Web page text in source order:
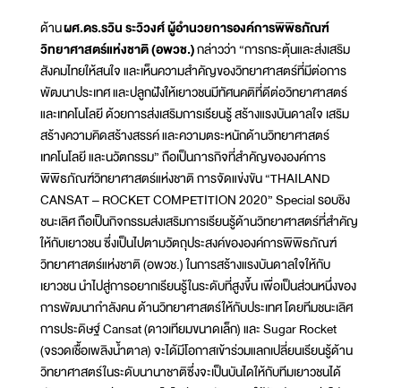
ด้านผศ.ดร.รวิน ระวิวงศ์ ผู้อำนวยการองค์การพิพิธภัณฑ์
วิทยาศาสตร์แห่งชาติ (อพวช.)กล่าวว่า “การกระตุ้นและส่งเสริม
สังคมไทยให้สนใจ และเห็นความสำคัญของวิทยาศาสตร์ที่มีต่อการ
พัฒนาประเทศ และปลูกฝังให้เยาวชนมีทัศนคติที่ดีต่อวิทยาศาสตร์
และเทคโนโลยี ด้วยการส่งเสริมการเรียนรู้ สร้างแรงบันดาลใจ เสริม
สร้างความคิดสร้างสรรค์ และความตระหนักด้านวิทยาศาสตร์
เทคโนโลยี และนวัตกรรม” ถือเป็นภารกิจที่สำคัญขององค์การ
พิพิธภัณฑ์วิทยาศาสตร์แห่งชาติ การจัดแข่งขัน “THAILAND
CANSAT – ROCKET COMPETITION 2020” Special รอบชิง
ชนะเลิศ ถือเป็นกิจกรรมส่งเสริมการเรียนรู้ด้านวิทยาศาสตร์ที่สำคัญ
ให้กับเยาวชน ซึ่งเป็นไปตามวัตถุประสงค์ขององค์การพิพิธภัณฑ์
วิทยาศาสตร์แห่งชาติ (อพวช.) ในการสร้างแรงบันดาลใจให้กับ
เยาวชน นำไปสู่การอยากเรียนรู้ในระดับที่สูงขึ้น เพื่อเป็นส่วนหนึ่งของ
การพัฒนากำลังคน ด้านวิทยาศาสตร์ให้กับประเทศ โดยทีมชนะเลิศ
การประดิษฐ์ Cansat (ดาวเทียมขนาดเล็ก) และ Sugar Rocket
(จรวดเชื้อเพลิงน้ำตาล) จะได้มีโอกาสเข้าร่วมแลกเปลี่ยนเรียนรู้ด้าน
วิทยาศาสตร์ในระดับนานาชาติซึ่งจะเป็นบันไดให้กับทีมเยาวชนได้